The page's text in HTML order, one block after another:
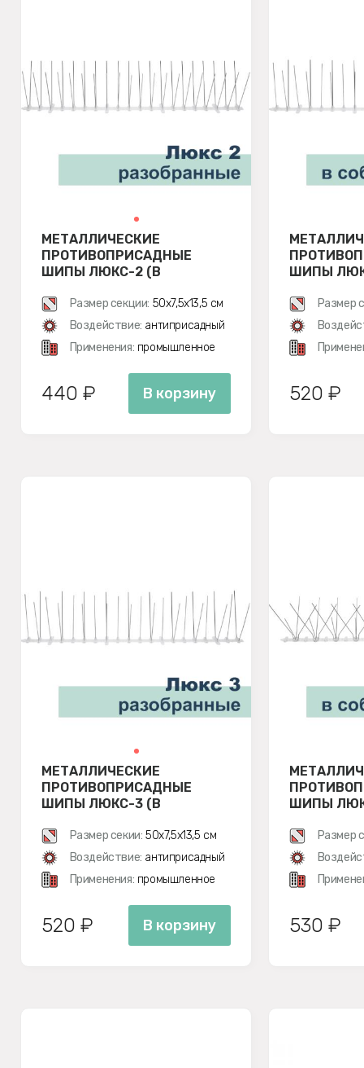
МЕТАЛЛИЧЕСКИЕ
ПРОТИВОПРИСАДНЫЕ
ШИПЫ ЛЮКС-2 (В
Размер секции: 50х7,5х13,5 см
Воздействие: антиприсадный
Применения: промышленное
440 ₽ В корзину
ШИПЫ
Размер
520 ₽
МЕТАЛЛИЧЕСКИЕ
ПРОТИВОПРИСАДНЫЕ
ШИПЫ ЛЮКС-3 (В
Размер секии: 50х7,5х13,5 см
Воздействие: антиприсадный
Применения: промышленное
520 ₽ В корзину
ШИПЫ
Размер
530 ₽